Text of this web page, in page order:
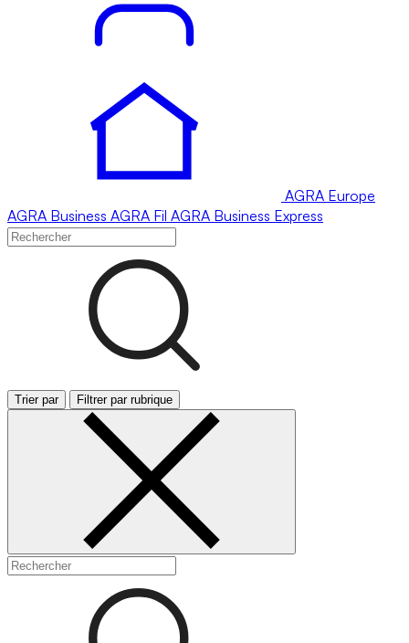
AGRA Europe
AGRA Business AGRA Fil AGRA Business Express
Trier par Filtrer par rubrique